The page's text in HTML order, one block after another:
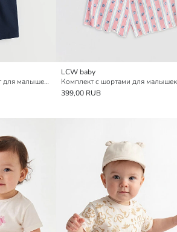
Полосатый комплект шорт для малышей мальчиков
LCW baby
399,00 RUB